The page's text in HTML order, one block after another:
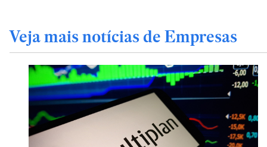
Veja mais notícias de Empresas